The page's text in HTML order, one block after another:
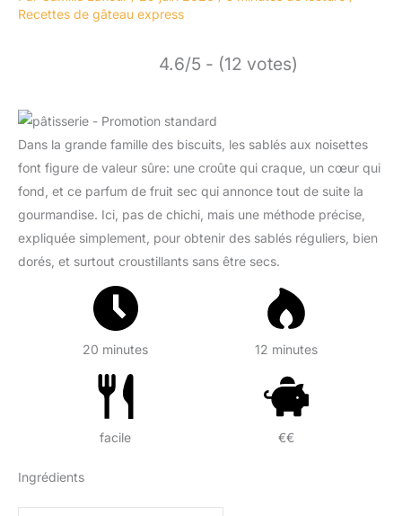
Recettes de gâteau express
4.6/5 - (12 votes)
Dans la grande famille des biscuits, les sablés aux noisettes
font figure de valeur sûre: une croûte qui craque, un cœur qui
fond, et ce parfum de fruit sec qui annonce tout de suite la
gourmandise. Ici, pas de chichi, mais une méthode précise,
expliquée simplement, pour obtenir des sablés réguliers, bien
dorés, et surtout croustillants sans être secs.
20 minutes 12 minutes
facile €€
Ingrédients